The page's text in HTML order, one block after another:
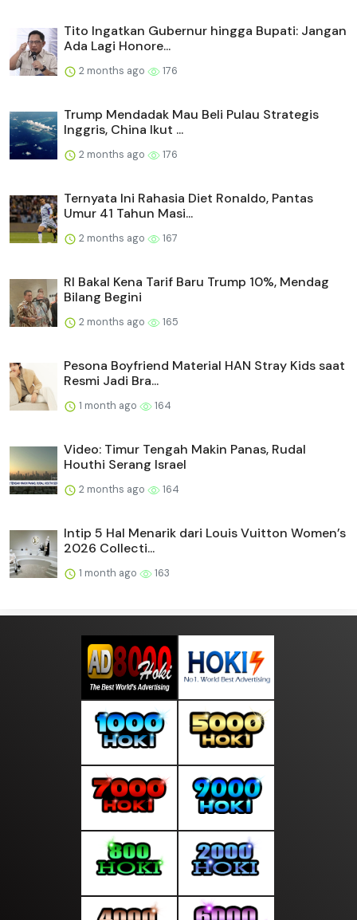
Tito Ingatkan Gubernur hingga Bupati: Jangan
Ada Lagi Honore...
2 months ago 176
Trump Mendadak Mau Beli Pulau Strategis
Inggris, China Ikut ...
2 months ago 176
Ternyata Ini Rahasia Diet Ronaldo, Pantas
Umur 41 Tahun Masi...
2 months ago 167
RI Bakal Kena Tarif Baru Trump 10%, Mendag
Bilang Begini
2 months ago 165
Pesona Boyfriend Material HAN Stray Kids saat
Resmi Jadi Bra...
1 month ago 164
Video: Timur Tengah Makin Panas, Rudal
Houthi Serang Israel
2 months ago 164
Intip 5 Hal Menarik dari Louis Vuitton Women’s
2026 Collecti...
1 month ago 163